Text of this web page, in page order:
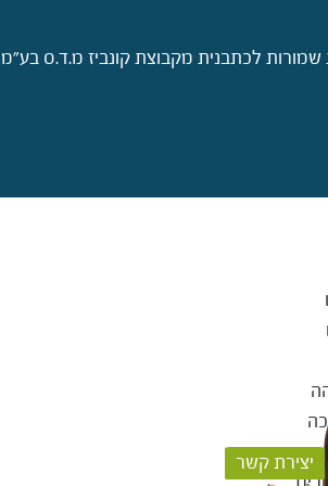
לכתבנית מקבוצת קונביז מ.ד.ס בע"מ 2009-2026. קישורים:
יצירת קשר